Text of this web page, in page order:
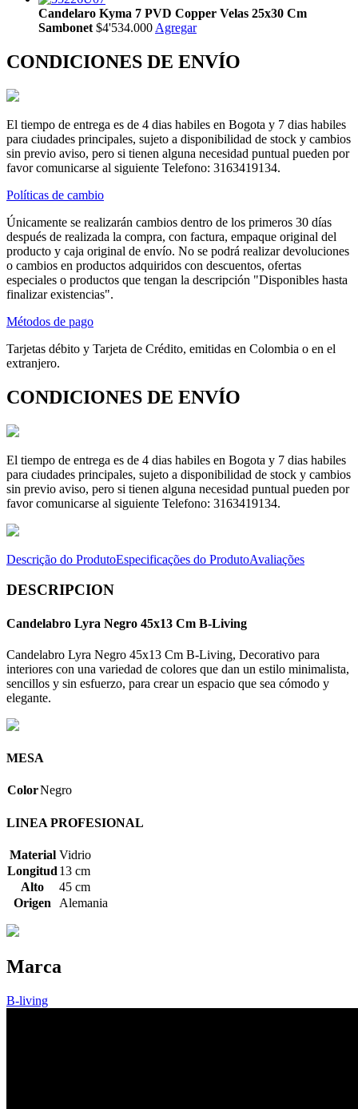
Candelaro Kyma 7 PVD Copper Velas 25x30 Cm
Sambonet $4'534.000 Agregar
CONDICIONES DE ENVÍO
El tiempo de entrega es de 4 dias habiles en Bogota y 7 dias habiles
para ciudades principales, sujeto a disponibilidad de stock y cambios
sin previo aviso, pero si tienen alguna necesidad puntual pueden por
favor comunicarse al siguiente Telefono: 3163419134.
Políticas de cambio
Únicamente se realizarán cambios dentro de los primeros 30 días
después de realizada la compra, con factura, empaque original del
producto y caja original de envío. No se podrá realizar devoluciones
o cambios en productos adquiridos con descuentos, ofertas
especiales o productos que tengan la descripción "Disponibles hasta
finalizar existencias".
Métodos de pago
Tarjetas débito y Tarjeta de Crédito, emitidas en Colombia o en el
extranjero.
CONDICIONES DE ENVÍO
El tiempo de entrega es de 4 dias habiles en Bogota y 7 dias habiles
para ciudades principales, sujeto a disponibilidad de stock y cambios
sin previo aviso, pero si tienen alguna necesidad puntual pueden por
favor comunicarse al siguiente Telefono: 3163419134.
Descrição do ProdutoEspecificações do ProdutoAvaliações
DESCRIPCION
Candelabro Lyra Negro 45x13 Cm B-Living
Candelabro Lyra Negro 45x13 Cm B-Living, Decorativo para
interiores con una variedad de colores que dan un estilo minimalista,
sencillos y sin esfuerzo, para crear un espacio que sea cómodo y
elegante.
MESA
ColorNegro
LINEA PROFESIONAL
Material Vidrio
Longitud 13 cm
Alto
45 cm
Origen
Alemania
Marca
B-living